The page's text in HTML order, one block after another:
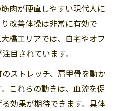
肉が硬直しやすい現代人に
改善体操は非常に有効で
橋エリアでは、自宅やオフ
目されています。
ストレッチ、肩甲骨を動か
これらの動きは、血流を促
効果が期待できます。具体